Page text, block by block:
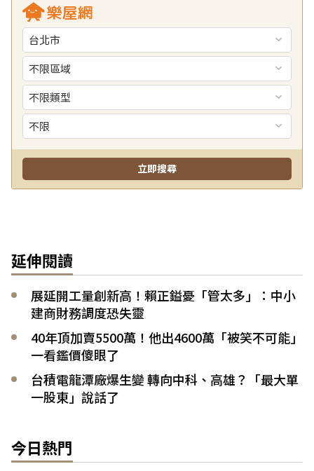
延伸閱讀
展延開工量創新高！賴正鎰憂「管太多」：中小
建商財務調度恐失靈
40年頂加賣5500萬！他出4600萬「被笑不可能」
一看鑑價傻眼了
台積電龍潭廠爆生變 轉向中科、高雄？「最大單
一股東」說話了
今日熱門